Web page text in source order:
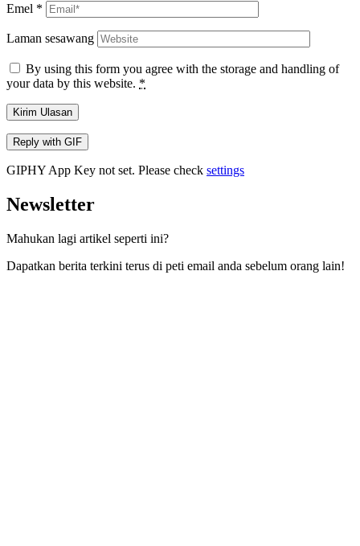
Emel *
Laman sesawang
By using this form you agree with the storage and handling of
your data by this website. *
Kirim Ulasan
Reply with GIF
GIPHY App Key not set. Please check settings
Newsletter
Mahukan lagi artikel seperti ini?
Dapatkan berita terkini terus di peti email anda sebelum orang lain!